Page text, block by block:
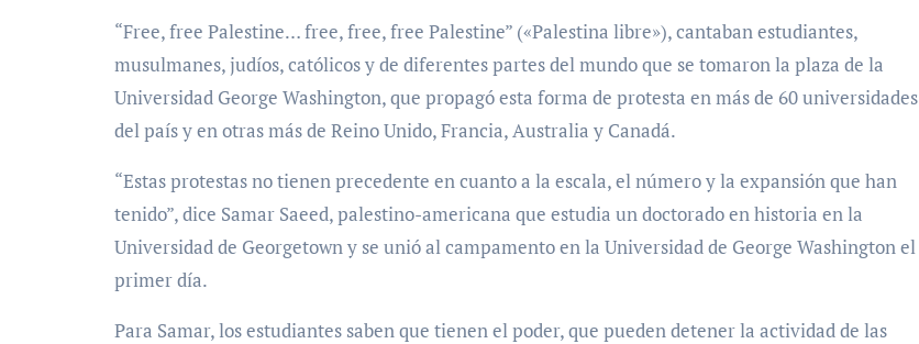
“Free, free Palestine… free, free, free Palestine” («Palestina libre»), cantaban estudiantes,
musulmanes, judíos, católicos y de diferentes partes del mundo que se tomaron la plaza de la
Universidad George Washington, que propagó esta forma de protesta en más de 60 universidades
del país y en otras más de Reino Unido, Francia, Australia y Canadá.
“Estas protestas no tienen precedente en cuanto a la escala, el número y la expansión que han
tenido”, dice Samar Saeed, palestino-americana que estudia un doctorado en historia en la
Universidad de Georgetown y se unió al campamento en la Universidad de George Washington el
primer día.
Para Samar, los estudiantes saben que tienen el poder, que pueden detener la actividad de las